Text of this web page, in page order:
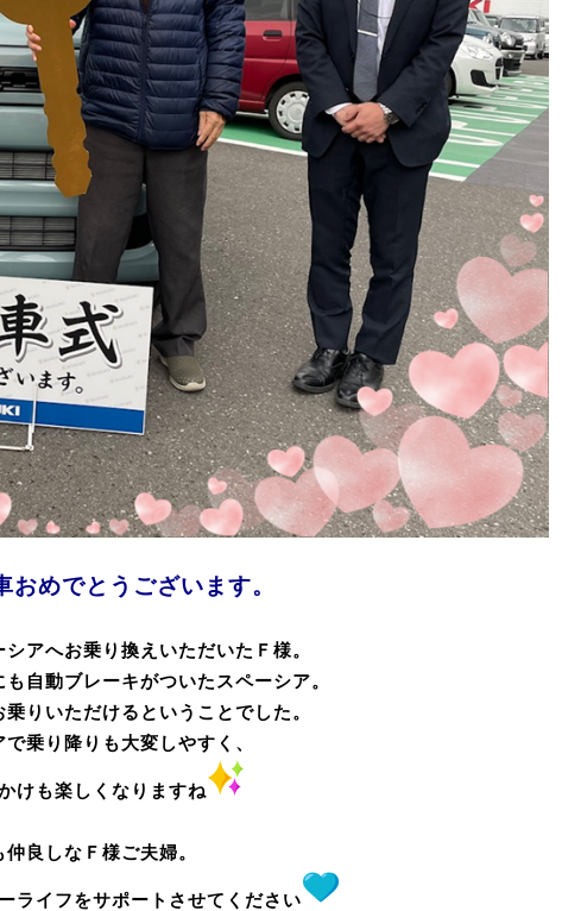
おめでとうございます。
アへお乗り換えいただいたＦ様。
自動ブレーキがついたスペーシア。
りいただけるということでした。
乗り降りも大変しやすく、
けも楽しくなりますね
仲良しなＦ様ご夫婦。
ライフをサポートさせてください